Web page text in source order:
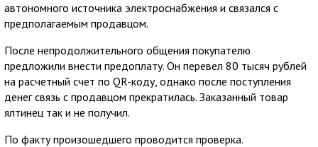
автономного источника электроснабжения и связался с
предполагаемым продавцом.
После непродолжительного общения покупателю
предложили внести предоплату. Он перевел 80 тысяч рублей
на расчетный счет по QR-коду, однако после поступления
денег связь с продавцом прекратилась. Заказанный товар
ялтинец так и не получил.
По факту произошедшего проводится проверка.